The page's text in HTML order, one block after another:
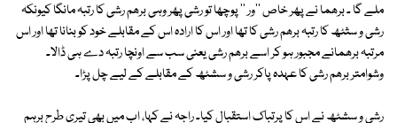
ملے گا ۔ برھما نے پھر خاص ''ور '' پوچھا تو رشی پھر وہی برھم رشی کا رتبہ مانگا کیونکہ
رشی و سثٹھ کا رتبہ برھم رشی کا تھا اور اس کا ارادہ اس کے مقابلے خود کو بنانا تھا اور اس
مرتبہ برھمانے مجبور ہو کر اسے برھم رشی یعنی سب سے اونچا رتبہ دے ہی ڈالا۔
وشوامتر برھم رشی کا عہدہ پاکر رشی و سشٹھ کے مقابلے کے لیے چل پڑا۔
رشی و سشٹھ نے اس کا پرتباک استقبال کیا۔ راجہ نے کہا، اب میں بھی تیری طرح برہم